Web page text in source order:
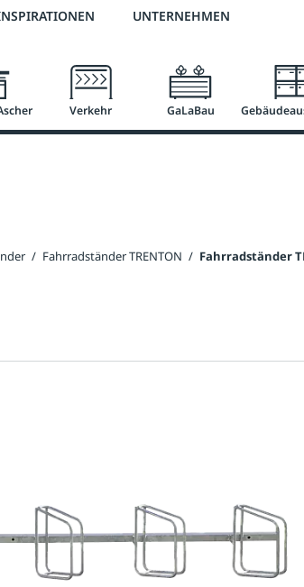
2 % Vorkassen-Skonto versandkostenfrei ab 50 €
UNTERNEHMEN
Verkehr GaLaBau
/ Fahrradständer TRENTON / Fahrradständer